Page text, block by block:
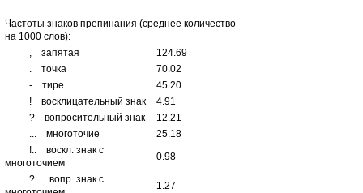
Частоты знаков препинания (среднее количество
на 1000 слов):
,
запятая
124.69
.
точка
70.02
-
тире
45.20
!
восклицательный знак
4.91
?
вопросительный знак
12.21
...
многоточие
25.18
!..
воскл. знак с
многоточием
0.98
?..
вопр. знак с
1.27